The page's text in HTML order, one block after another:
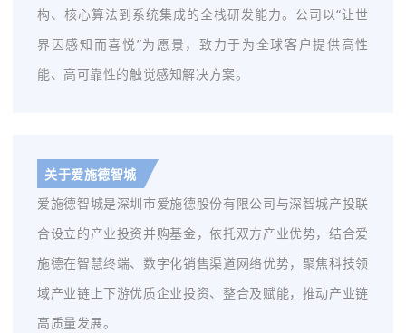
构、核心算法到系统集成的全栈研发能力。公司以“让世
界因感知而喜悦”为愿景，致力于为全球客户提供高性
能、高可靠性的触觉感知解决方案。
关于爱施德智城
爱施德智城是深圳市爱施德股份有限公司与深智城产投联
合设立的产业投资并购基金，依托双方产业优势，结合爱
施德在智慧终端、数字化销售渠道网络优势，聚焦科技领
域产业链上下游优质企业投资、整合及赋能，推动产业链
高质量发展。